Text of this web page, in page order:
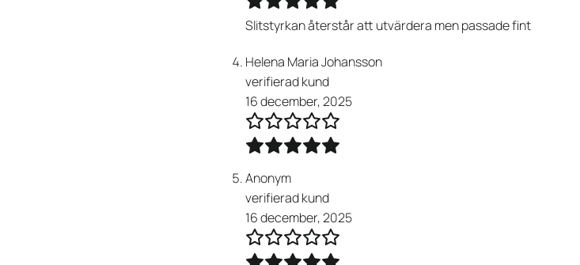
Slitstyrkan återstår att utvärdera men passade fint
Helena Maria Johansson
verifierad kund
16 december, 2025
Anonym
verifierad kund
16 december, 2025